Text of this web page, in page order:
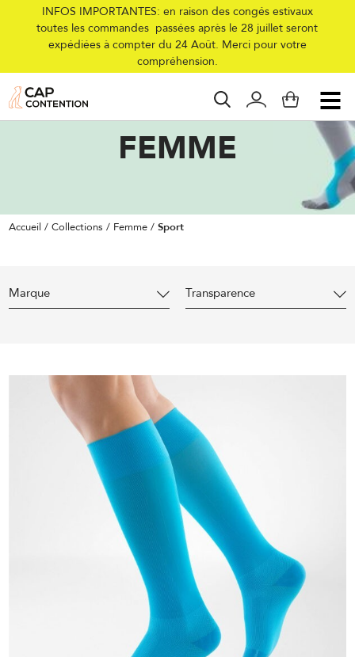
INFOS IMPORTANTES: en raison des congés estivaux
toutes les commandes passées après le 28 juillet seront
expédiées à compter du 24 Août. Merci pour votre
compréhension.
SPORT
FEMME
Accueil / Collections / Femme / Sport
Marque Transparence